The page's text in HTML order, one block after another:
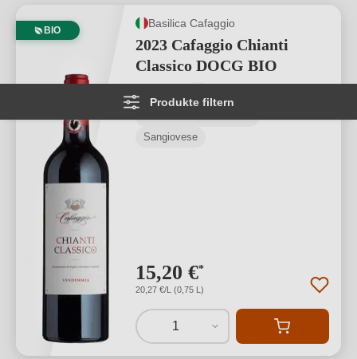
Produkte filtern
BIO
Basilica Cafaggio
2023 Cafaggio Chianti
Classico DOCG BIO
Durchschnittliche Bewertung von 4
Sangiovese
15,20 €*
20,27 €/L (0,75 L)
1